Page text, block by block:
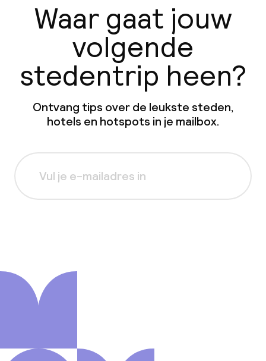
Waar gaat jouw
volgende
stedentrip heen?
Ontvang tips over de leukste steden,
hotels en hotspots in je mailbox.